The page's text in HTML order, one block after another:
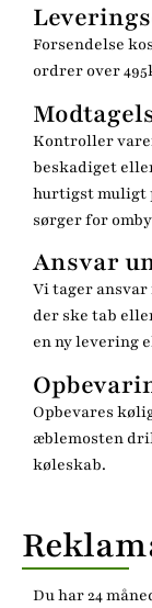
Forsendelse
ordrer over
Kontroller
beskadiget
hurtigst muligt
sørger for
Ansvar
Vi tager
der ske tab
en ny levering
Opbevares
æblemosten
køleskab.
Du har 24